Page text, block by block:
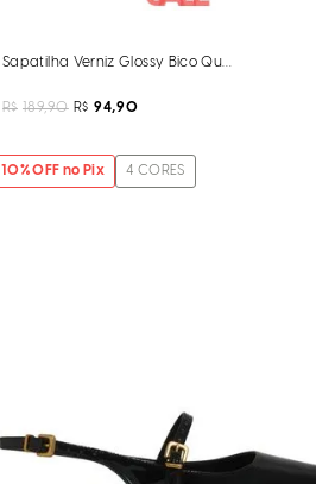
Sapatilha Verniz Glossy Bico Quadrado Preta
R$ 189,90 R$ 94,90
10% OFF no Pix 4 CORES